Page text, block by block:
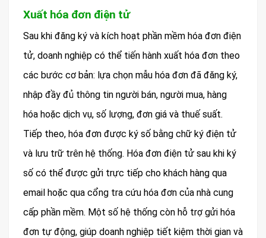
Xuất hóa đơn điện tử
Sau khi đăng ký và kích hoạt phần mềm hóa đơn điện
tử, doanh nghiệp có thể tiến hành xuất hóa đơn theo
các bước cơ bản: lựa chọn mẫu hóa đơn đã đăng ký,
nhập đầy đủ thông tin người bán, người mua, hàng
hóa hoặc dịch vụ, số lượng, đơn giá và thuế suất.
Tiếp theo, hóa đơn được ký số bằng chữ ký điện tử
và lưu trữ trên hệ thống. Hóa đơn điện tử sau khi ký
số có thể được gửi trực tiếp cho khách hàng qua
email hoặc qua cổng tra cứu hóa đơn của nhà cung
cấp phần mềm. Một số hệ thống còn hỗ trợ gửi hóa
đơn tự động, giúp doanh nghiệp tiết kiệm thời gian và